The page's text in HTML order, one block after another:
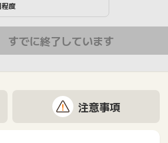
程度
すでに終了しています
注意事項